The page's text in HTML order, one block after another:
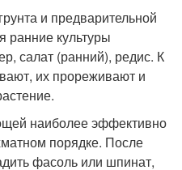
и предварительной
ранние культуры
салат (ранний), редис. К
их прореживают и
наиболее эффективно
порядке. После
фасоль или шпинат,